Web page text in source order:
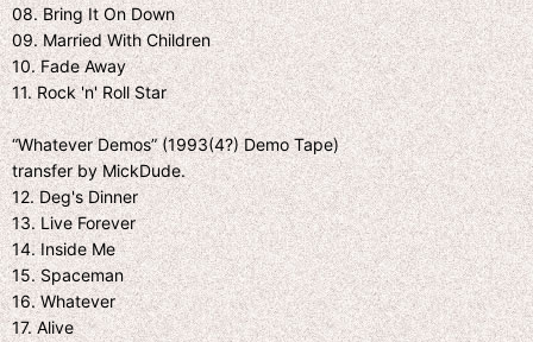
08. Bring It On Down
09. Married With Children
10. Fade Away
11. Rock 'n' Roll Star
“Whatever Demos” (1993(4?) Demo Tape)
transfer by MickDude.
12. Deg's Dinner
13. Live Forever
14. Inside Me
15. Spaceman
16. Whatever
17. Alive